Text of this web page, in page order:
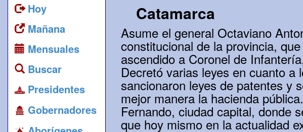
Hoy
Mañana
Mensuales
Buscar
Presidentes
Gobernadores
Catamarca
Asume el general Octaviano
constitucional de la provincia,
ascendido a Coronel de
Decretó varias leyes en cuanto
sancionaron leyes de patentes y
mejor manera la hacienda
Fernando, ciudad capital, donde
que hoy mismo en la actualidad